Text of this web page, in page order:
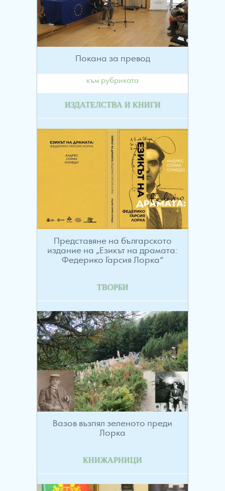
Покана за превод
към рубриката
ИЗДАТЕЛСТВА И КНИГИ
Представяне на българското
издание на „Езикът на драмата:
Федерико Гарсия Лорка“
ТВОРБИ
Вазов възпял зеленото преди
Лорка
КНИЖАРНИЦИ